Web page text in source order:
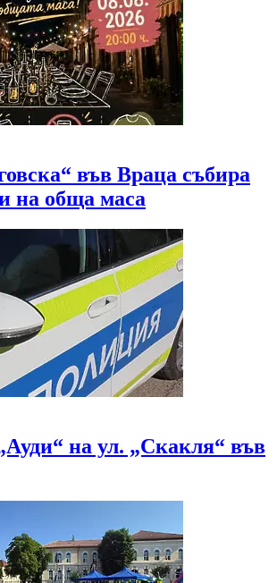
във Враца събира
на обща маса
на ул. „Скакля“ във